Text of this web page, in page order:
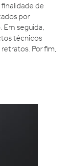
de
por
seguida,
técnicos
Por fim,